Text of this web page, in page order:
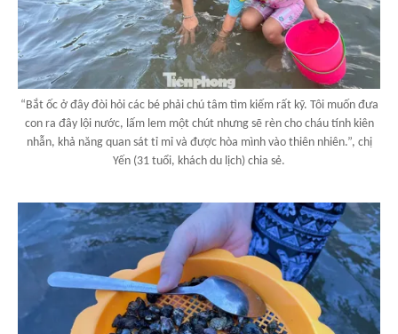
“Bắt ốc ở đây đòi hỏi các bé phải chú tâm tìm kiếm rất kỹ. Tôi muốn đưa
con ra đây lội nước, lấm lem một chút nhưng sẽ rèn cho cháu tính kiên
nhẫn, khả năng quan sát tỉ mỉ và được hòa mình vào thiên nhiên.”, chị
Yến (31 tuổi, khách du lịch) chia sẻ.